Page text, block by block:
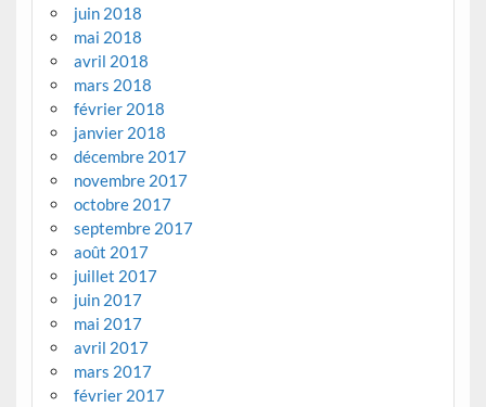
juin 2018
mai 2018
avril 2018
mars 2018
février 2018
janvier 2018
décembre 2017
novembre 2017
octobre 2017
septembre 2017
août 2017
juillet 2017
juin 2017
mai 2017
avril 2017
mars 2017
février 2017